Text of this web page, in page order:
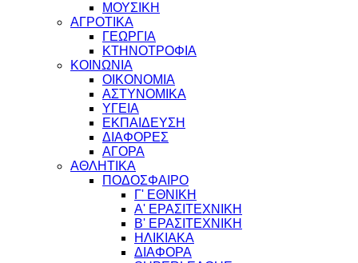
ΜΟΥΣΙΚΗ
ΑΓΡΟΤΙΚΑ
ΓΕΩΡΓΙΑ
ΚΤΗΝΟΤΡΟΦΙΑ
ΚΟΙΝΩΝΙΑ
ΟΙΚΟΝΟΜΙΑ
ΑΣΤΥΝΟΜΙΚΑ
ΥΓΕΙΑ
ΕΚΠΑΙΔΕΥΣΗ
ΔΙΑΦΟΡΕΣ
ΑΓΟΡΑ
ΑΘΛΗΤΙΚΑ
ΠΟΔΟΣΦΑΙΡΟ
Γ' ΕΘΝΙΚΗ
Α' ΕΡΑΣΙΤΕΧΝΙΚΗ
Β' ΕΡΑΣΙΤΕΧΝΙΚΗ
ΗΛΙΚΙΑΚΑ
ΔΙΑΦΟΡΑ